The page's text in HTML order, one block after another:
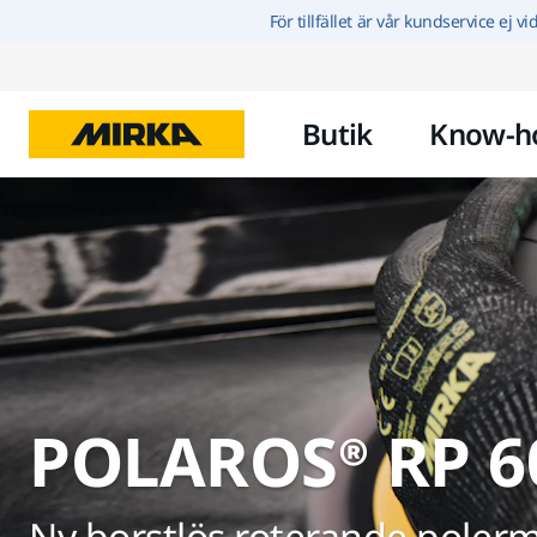
För tillfället är vår kundservice ej
Butik Know-
POLAROS® RP